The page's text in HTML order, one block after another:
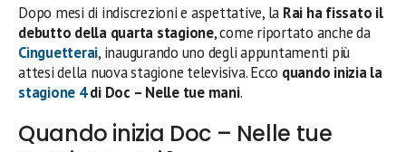
Dopo mesi di indiscrezioni e aspettative, la Rai ha fissato il
debutto della quarta stagione, come riportato anche da
Cinguetterai, inaugurando uno degli appuntamenti più
attesi della nuova stagione televisiva. Ecco quando inizia la
stagione 4di Doc – Nelle tue mani.
Quando inizia Doc – Nelle tue